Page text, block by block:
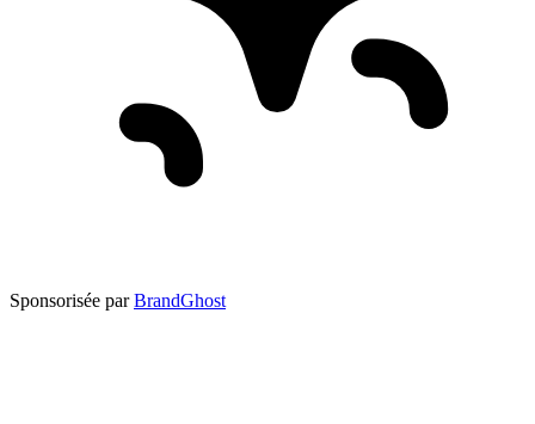
Sponsorisée par BrandGhost